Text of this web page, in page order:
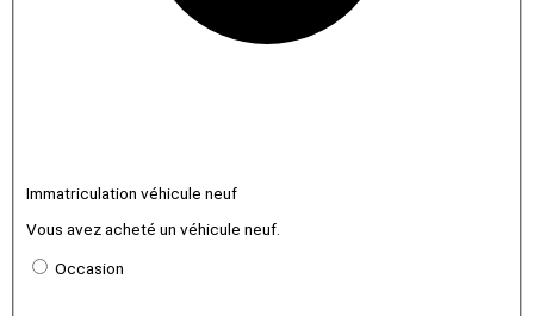
Immatriculation véhicule neuf
Vous avez acheté un véhicule neuf.
Occasion